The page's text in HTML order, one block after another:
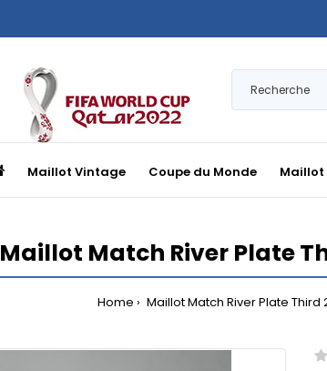
Maillot Vintage Coupe du Monde Maillot
Maillot Match River Plate
Home Maillot Match River Plate Third